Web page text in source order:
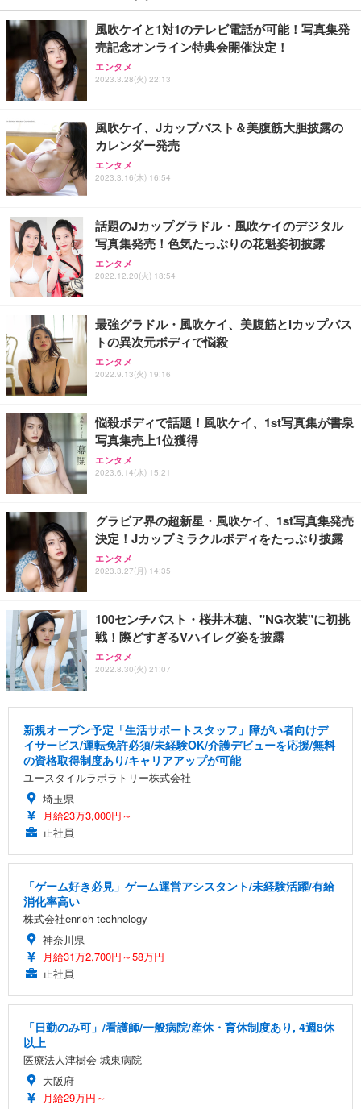
￥27,999
Sezlife オフィスチェア デスクチェア 疲れない テレ
ワーク チェア 強化バックレスト 30度ロッキング機
能 人間工学 椅子 腰サポート 90度跳ね上げ式アーム
務用 おしゃれ パソコンチェア (ブラック)
Sezlife オフィスチェア デスクチェア 疲れない テレ
ワーク チェア 強化バックレスト 30度ロッキング機
能 人間工学 椅子 腰サポート 90度跳ね上げ式アーム
務用 おしゃれ パソコンチェア (ホワイト)
ANDWINT オフィスチェア デスクチェア 肘なし メ
ッシュ 通気性 ランバーサポート付き 腰サポート ガ
ス圧無段階昇降 360度回転 キャスター付き コンパク
￥109,572
【純正品】27"ゲーミングモニター DualSense 充電
フック付き（CFI-ZDM1J）
【整備済み品】Dell E2724HS 27インチ 液晶モニタ
ー フルHD（1920×1080）VA 非光沢 HDMI/DisplayP
ort/VGA スピーカー内蔵 高さ調整 スイベル VESA対
【MiniLED/24.5inch/280Hz/FHD】GRAPHT THE S
HOOTER Gaming Monitor 24” Essential ゲーミン
グモニター QD 24.5インチ 1ms FHD 量子ドット 残
￥3,234
ネオ・ルーライフ ネオ・オムツ L 中型犬用 26枚入
り 単品
Smart Basic(スマートベーシック) 【Amazon.co.jp
限定】 Smart Basic アイリスオーヤマ ペットシーツ
超厚型 お徳用 ワイド 100枚入 (x 1) (ケース販売)
アイリスオーヤマ ペットシーツ 超厚型 お徳用 レギ
ュラー 200枚入【Amazon.co.jp限定】
風吹ケイと1対1のテレビ電話が可能！写真集発
売記念オンライン特典会開催決定！
エンタメ
2023.3.28(火) 22:13
風吹ケイ、Jカップバスト＆美腹筋大胆披露の
カレンダー発売
エンタメ
2023.3.16(木) 16:54
話題のJカップグラドル・風吹ケイのデジタル
写真集発売！色気たっぷりの花魁姿初披露
エンタメ
2022.12.20(火) 18:54
最強グラドル・風吹ケイ、美腹筋とIカップバス
トの異次元ボディで悩殺
エンタメ
2022.9.13(火) 19:16
悩殺ボディで話題！風吹ケイ、1st写真集が書泉
写真集売上1位獲得
エンタメ
2023.6.14(水) 15:21
グラビア界の超新星・風吹ケイ、1st写真集発売
決定！Jカップミラクルボディをたっぷり披露
エンタメ
2023.3.27(月) 14:35
100センチバスト・桜井木穂、"NG衣装"に初挑
戦！際どすぎるVハイレグ姿を披露
エンタメ
2022.8.30(火) 21:07
新規オープン予定「生活サポートスタッフ」障がい者向けデ
イサービス/運転免許必須/未経験OK/介護デビューを応援/無料
の資格取得制度あり/キャリアアップが可能
ユースタイルラボラトリー株式会社
埼玉県
月給23万3,000円～
正社員
「ゲーム好き必見」ゲーム運営アシスタント/未経験活躍/有給
消化率高い
株式会社enrich technology
神奈川県
月給31万2,700円～58万円
正社員
「日勤のみ可」/看護師/一般病院/産休・育休制度あり, 4週8休
以上
医療法人津樹会 城東病院
大阪府
月給29万円～